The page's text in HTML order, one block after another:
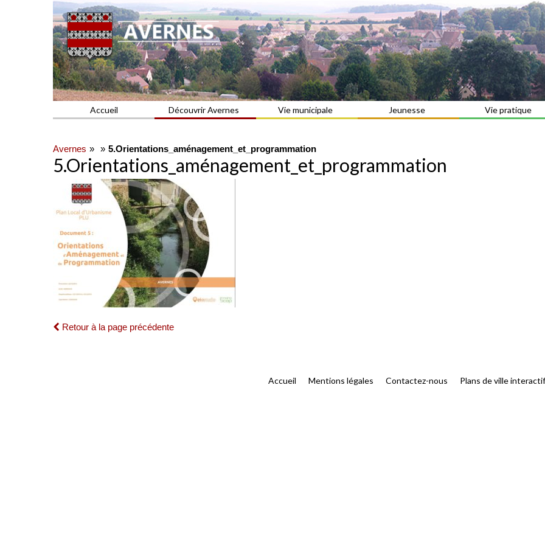
AVERNES
Commune du Val d'Oise
Accueil Découvrir Avernes Vie municipale Jeunesse Vie pratique
Avernes 5.Orientations_aménagement_et_programmation
5.Orientations_aménagement_et_programmation
Retour à la page précédente
Accueil Mentions légales Contactez-nous Plans de ville